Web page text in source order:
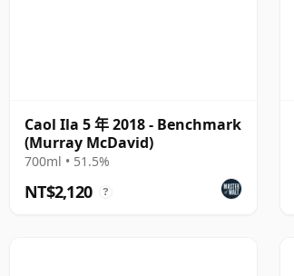
Caol Ila 5 年 2018 - Benchmark
(Murray McDavid)
700ml • 51.5%
NT$2,120 ?